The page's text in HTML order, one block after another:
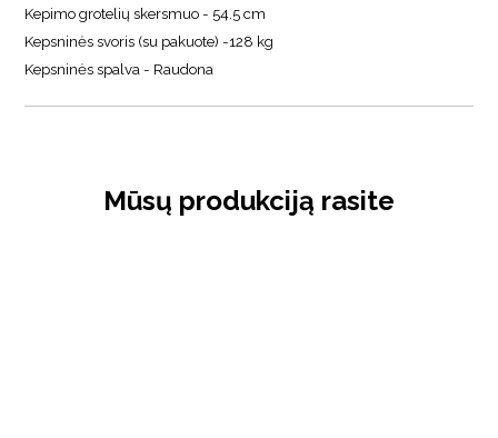
Kepimo grotelių skersmuo - 54.5 cm
Kepsninės svoris (su pakuote) -128 kg
Kepsninės spalva - Raudona
Mūsų produkciją rasite